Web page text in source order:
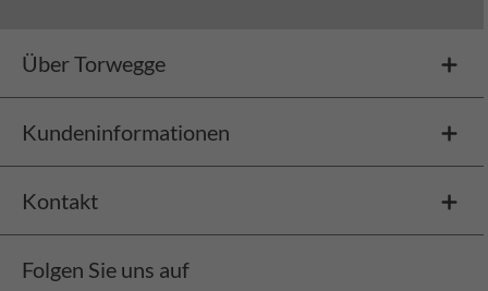
Über Torwegge
Kundeninformationen
Kontakt
Folgen Sie uns auf